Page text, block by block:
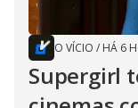
O VÍCIO / HÁ 6
Supergirl